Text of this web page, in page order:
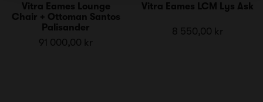
Vitra Eames Lounge
Chair + Ottoman Santos
Palisander
91 000,00 kr
Vitra Eames LCM Lys Ask
8 550,00 kr